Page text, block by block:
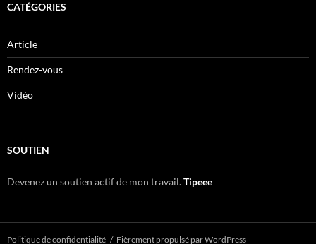
CATÉGORIES
Article
Rendez-vous
Vidéo
SOUTIEN
Devenez un soutien actif de mon travail.Tipeee
Politique de confidentialité Fièrement propulsé par WordPress